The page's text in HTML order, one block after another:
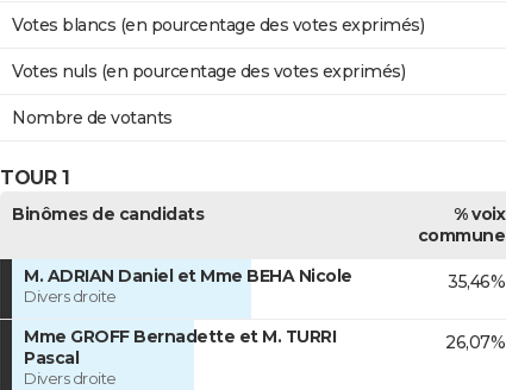
Votes blancs (en pourcentage des votes exprimés)
Votes nuls (en pourcentage des votes exprimés)
Nombre de votants
TOUR 1
Binômes de candidats
% voix
commune
M. ADRIAN Daniel et Mme BEHA Nicole
Divers droite
35,46%
Mme GROFF Bernadette et M. TURRI
Pascal
Divers droite
26,07%